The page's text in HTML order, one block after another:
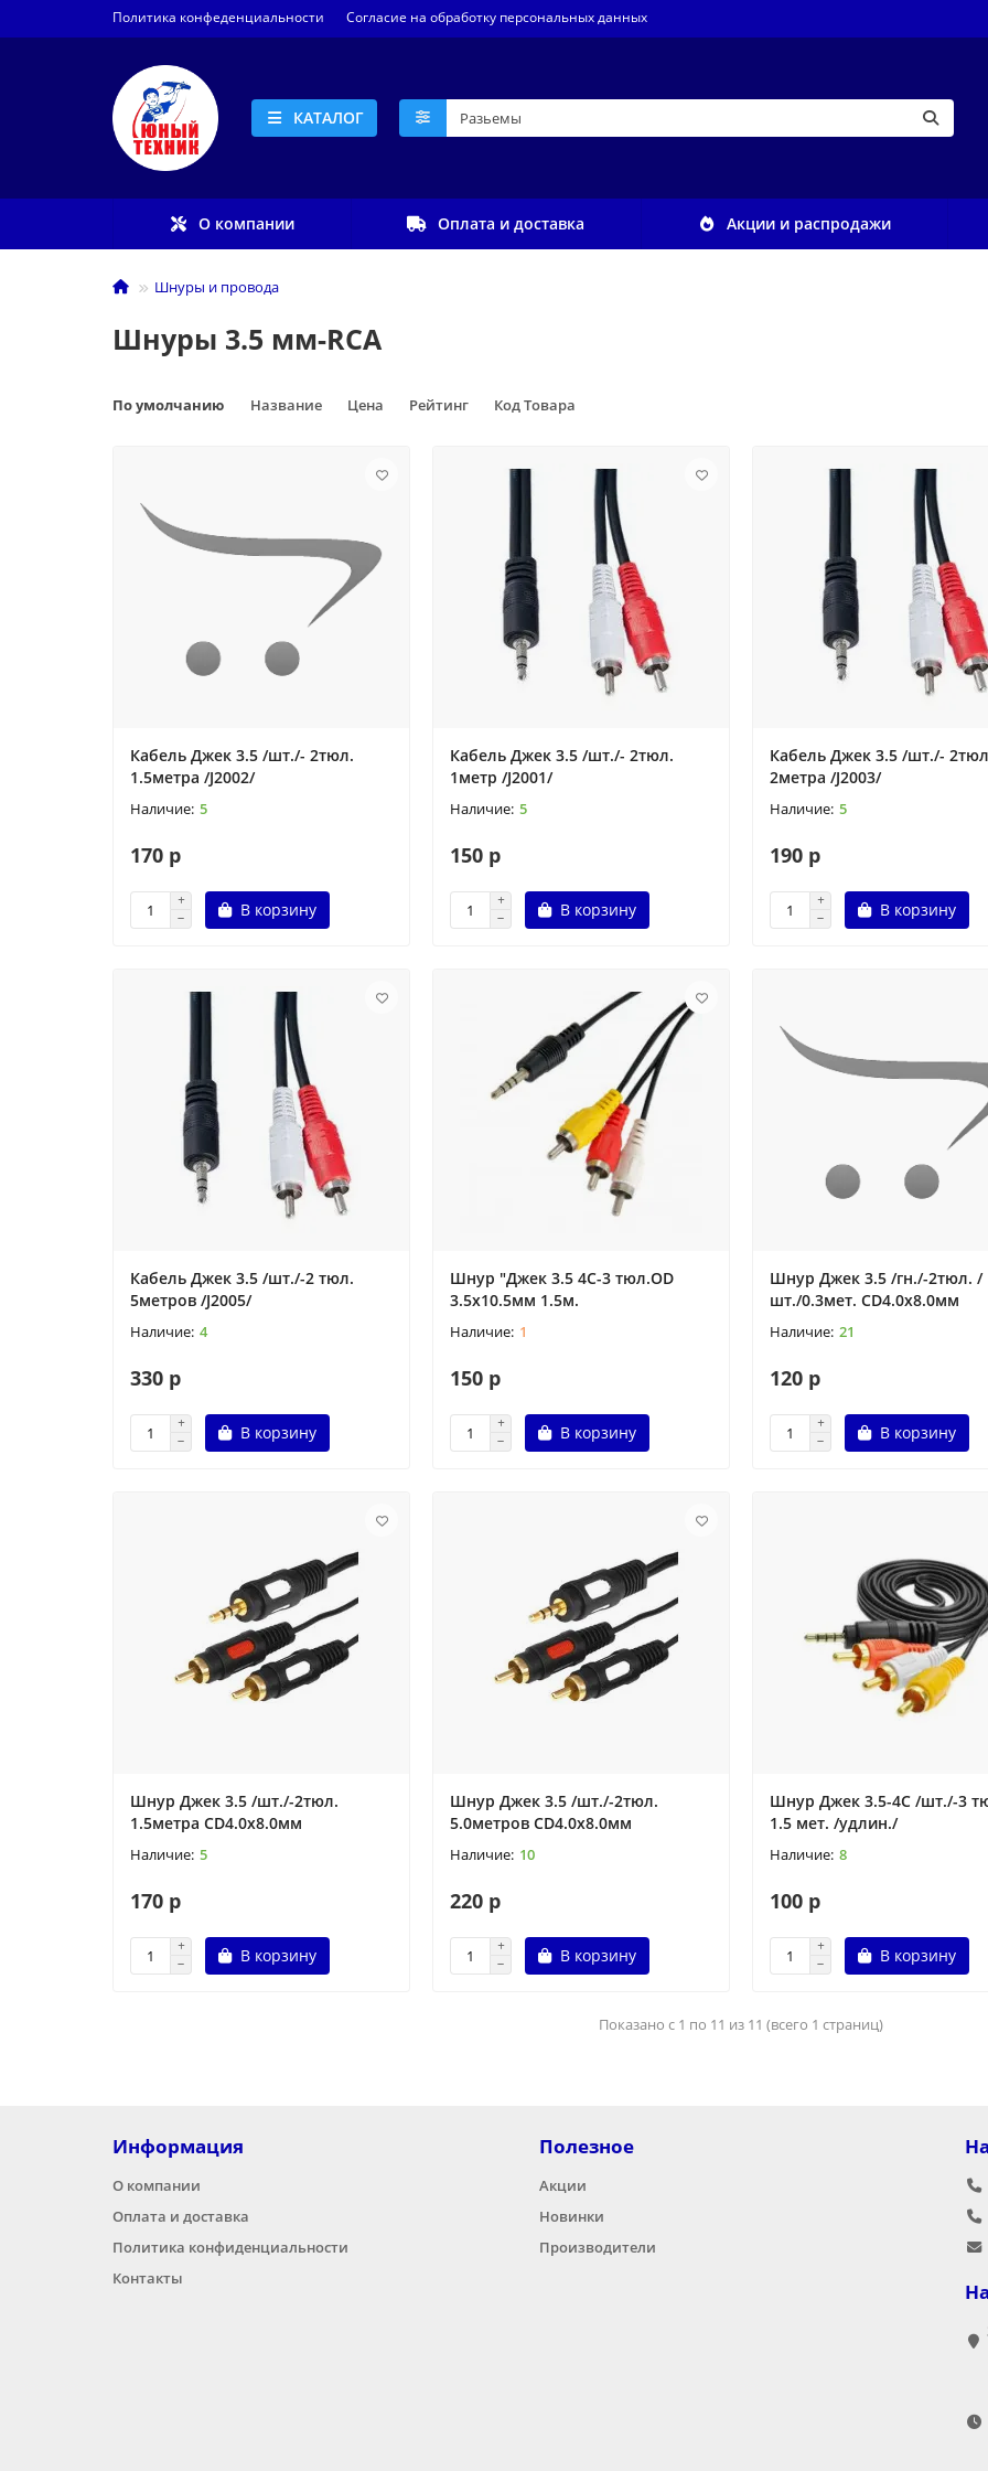
Политика конфеденциальности Согласие на обработку персональных данных
КАТАЛОГ
О компании Оплата и доставка Акции и распродажи
Шнуры и провода
Шнуры 3.5 мм-RCA
По умолчанию Название Цена Рейтинг Код Товара
Кабель Джек 3.5 /шт./- 2тюл.
1.5метра /J2002/
5
170 р
В корзину
Кабель Джек 3.5 /шт./- 2тюл.
1метр /J2001/
5
150 р
В корзину
Кабель Джек 3.5 /шт./-
2метра /J2003/
5
190 р
В корзину
Кабель Джек 3.5 /шт./-2 тюл.
5метров /J2005/
4
330 р
В корзину
Шнур "Джек 3.5 4С-3 тюл.OD
3.5x10.5мм 1.5м.
1
150 р
В корзину
Шнур Джек 3.5 /гн./-2тюл. /
шт./0.3мет. CD4.0x8.0мм
21
120 р
В корзину
Шнур Джек 3.5 /шт./-2тюл.
1.5метра CD4.0x8.0мм
5
170 р
В корзину
Шнур Джек 3.5 /шт./-2тюл.
5.0метров CD4.0x8.0мм
10
220 р
В корзину
Шнур Джек 3.5-4C /шт./-3
1.5 мет. /удлин./
8
100 р
В корзину
Показано с 1 по 11 из 11 (всего 1 страниц)
Информация
О компании
Оплата и доставка
Политика конфиденциальности
Контакты
Полезное
Акции
Новинки
Производители